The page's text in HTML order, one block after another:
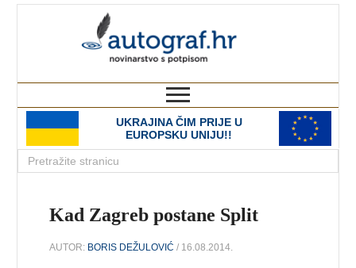
UKRAJINA ČIM PRIJE U
EUROPSKU UNIJU!!
Kad Zagreb postane Split
AUTOR: BORIS DEŽULOVIĆ / 16.08.2014.